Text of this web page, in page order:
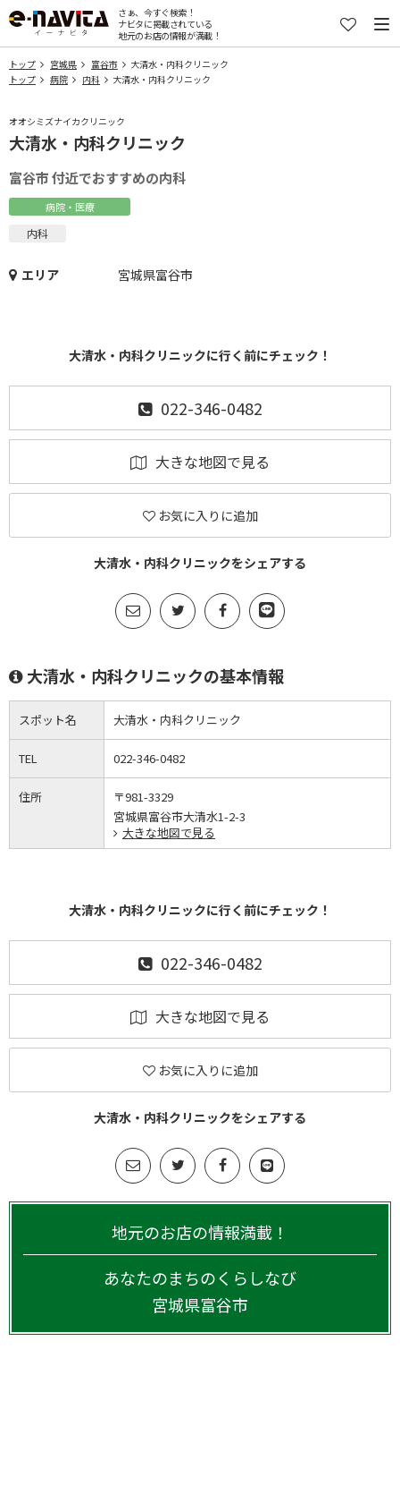
さぁ、今すぐ検索！
ナビタに掲載されている
地元のお店の情報が満載！
トップ 宮城県 富谷市
大清水・内科クリニック
トップ
病院 内科 大清水・内科クリニック
オオシミズナイカクリニック
大清水・内科クリニック
富谷市 付近でおすすめの内科
病院・医療
内科
エリア 宮城県富谷市
大清水・内科クリニックに行く前にチェック！
022-346-0482
大きな地図で見る
お気に入りに追加
大清水・内科クリニックをシェアする
大清水・内科クリニックの基本情報
スポット名 大清水・内科クリニック
TEL 022-346-0482
住所
〒981-3329
宮城県富谷市大清水1-2-3
大きな地図で見る
大清水・内科クリニックに行く前にチェック！
022-346-0482
大きな地図で見る
お気に入りに追加
大清水・内科クリニックをシェアする
地元のお店の情報満載！
あなたのまちのくらしなび
宮城県富谷市